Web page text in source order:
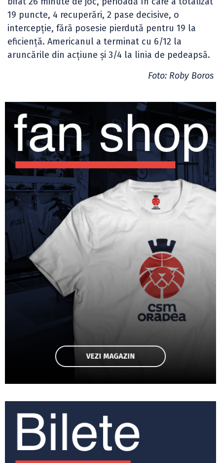
19 puncte, 4 recuperări, 2 pase decisive, o
intercepție, fără posesie pierdută pentru 19 la
eficiență. Americanul a terminat cu 6/12 la
aruncările din acțiune și 3/4 la linia de pedeapsă.
Foto: Roby Boros